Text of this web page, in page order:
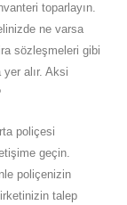
toparlayın.
ne varsa
sözleşmeleri gibi
alır. Aksi
poliçesi
geçin.
poliçenizin
talep